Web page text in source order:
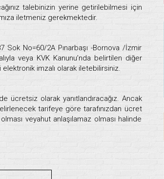
talebinizin yerine getirilebilmesi için
iletmeniz gerekmektedir.
Sok No=60/2A Pınarbaşı -Bornova /İzmir
veya KVK Kanunu’nda belirtilen diğer
imzalı olarak iletebilirsiniz.
ücretsiz olarak yanıtlandıracağız. Ancak
tarifeye göre tarafınızdan ücret
veyahut anlaşılamaz olması halinde